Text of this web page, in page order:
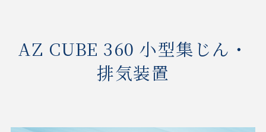
AZ CUBE 360 小型集じん・
排気装置